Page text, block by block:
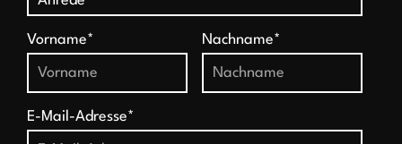
Vorname* Nachname*
E-Mail-Adresse*